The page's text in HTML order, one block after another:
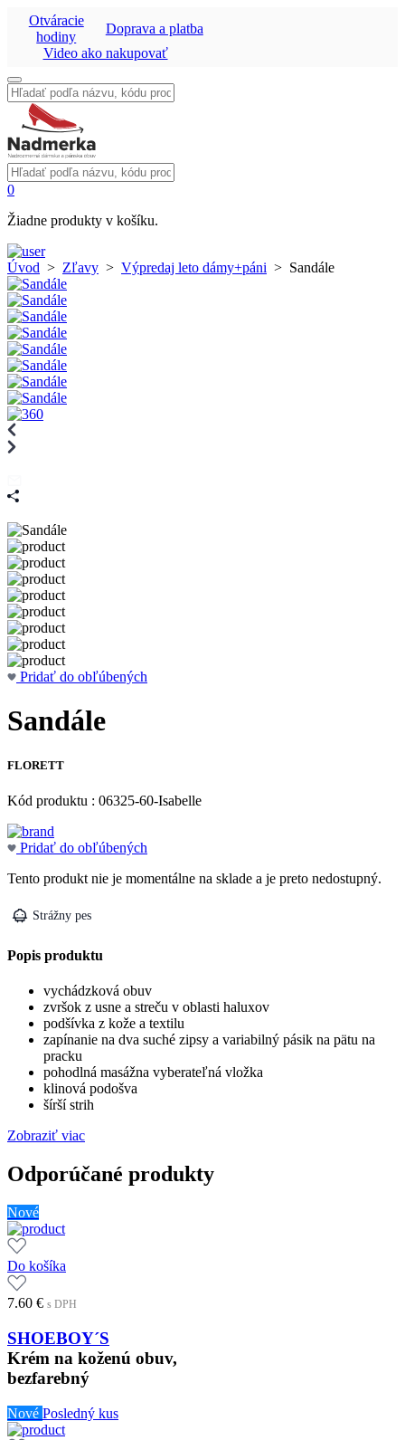
Otváracie
hodiny
Doprava a platba
Video ako nakupovať
Vyhľadať:
Vyhľadať:
0
Žiadne produkty v košíku.
Úvod > Zľavy > Výpredaj leto dámy+páni > Sandále
Pridať do obľúbených
Sandále
FLORETT
Kód produktu : 06325-60-Isabelle
Pridať do obľúbených
Tento produkt nie je momentálne na sklade a je preto nedostupný.
Strážny pes
Popis produktu
vychádzková obuv
zvršok z usne a streču v oblasti haluxov
podšívka z kože a textilu
zapínanie na dva suché zipsy a variabilný pásik na pätu na
pracku
pohodlná masážna vyberateľná vložka
klinová podošva
šírší strih
Zobraziť viac
Odporúčané produkty
Nové
Do košíka
7.60 € s DPH
SHOEBOY´S
Krém na koženú obuv,
bezfarebný
Nové Posledný kus